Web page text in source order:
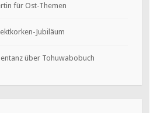
für Ost-Themen
Jubiläum
über Tohuwabobuch